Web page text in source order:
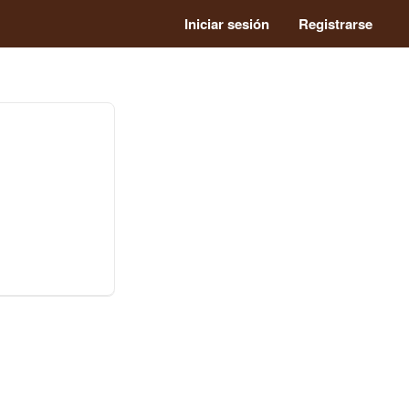
Iniciar sesión Registrarse